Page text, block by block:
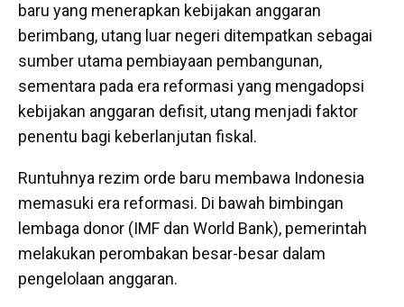
baru yang menerapkan kebijakan anggaran
berimbang, utang luar negeri ditempatkan sebagai
sumber utama pembiayaan pembangunan,
sementara pada era reformasi yang mengadopsi
kebijakan anggaran defisit, utang menjadi faktor
penentu bagi keberlanjutan fiskal.
Runtuhnya rezim orde baru membawa Indonesia
memasuki era reformasi. Di bawah bimbingan
lembaga donor (IMF dan World Bank), pemerintah
melakukan perombakan besar-besar dalam
pengelolaan anggaran.